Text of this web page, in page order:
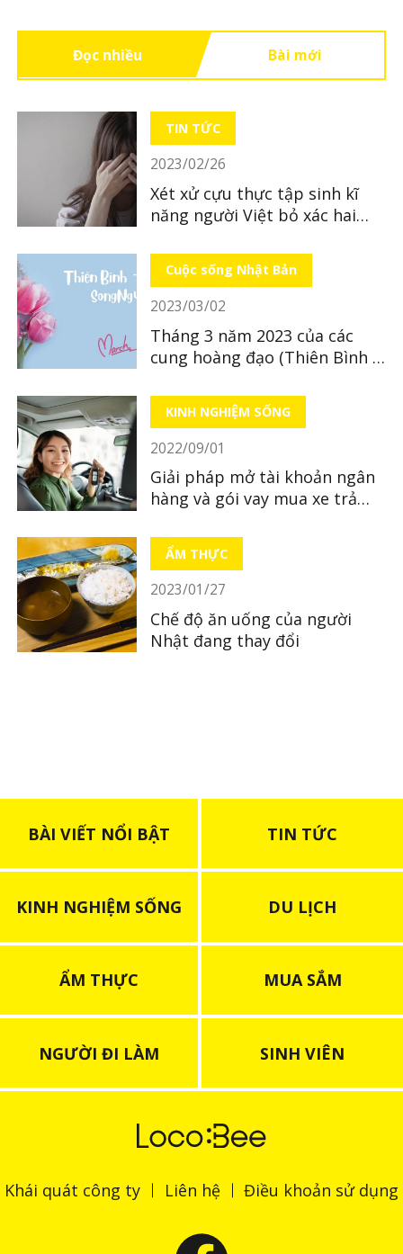
Đọc nhiều Bài mới
TIN TỨC
2023/02/26
Xét xử cựu thực tập sinh kĩ
năng người Việt bỏ xác hai
Cuộc sống Nhật Bản
2023/03/02
Tháng 3 năm 2023 của các
cung hoàng đạo (Thiên Bình ~
KINH NGHIỆM SỐNG
2022/09/01
Giải pháp mở tài khoản ngân
hàng và gói vay mua xe trả
điện thoại
ẨM THỰC
2023/01/27
Chế độ ăn uống của người
Nhật đang thay đổi
BÀI VIẾT NỔI BẬT TIN TỨC
KINH NGHIỆM SỐNG DU LỊCH
ẨM THỰC MUA SẮM
NGƯỜI ĐI LÀM SINH VIÊN
Khái quát công ty Liên hệ Điều khoản sử dụng